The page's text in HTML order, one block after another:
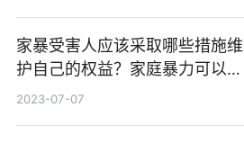
家暴受害人应该采取哪些措施维
护自己的权益？家庭暴力可以诉
讼离婚吗？
2023-07-07